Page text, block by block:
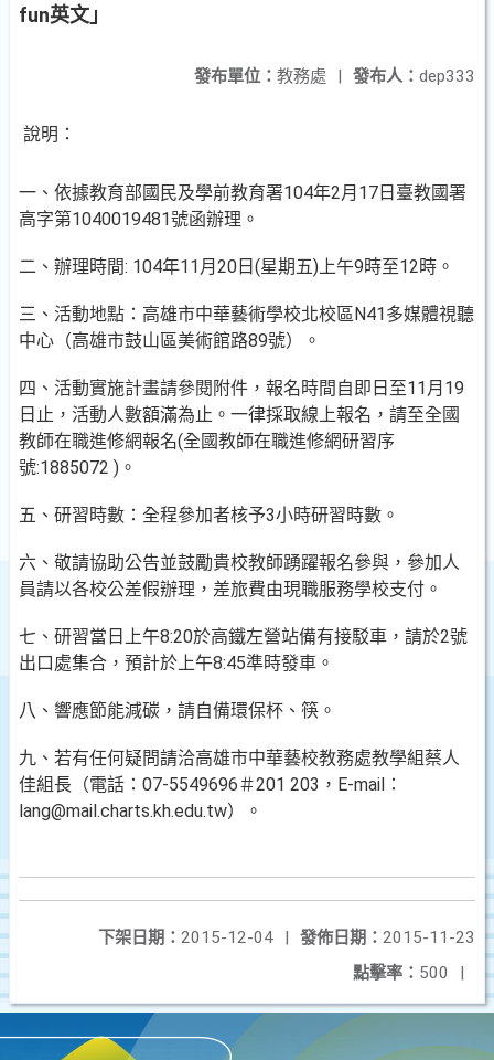
fun英文」
發布人： dep333
發布單位： 教務處 |
說明：
一、依據教育部國民及學前教育署104年2月17日臺教國署
高字第1040019481號函辦理。
二、辦理時間: 104年11月20日(星期五)上午9時至12時。
三、活動地點：高雄市中華藝術學校北校區N41多媒體視聽
中心（高雄市鼓山區美術館路89號）。
四、活動實施計畫請參閱附件，報名時間自即日至11月19
日止，活動人數額滿為止。一律採取線上報名，請至全國
教師在職進修網報名(全國教師在職進修網研習序
號:1885072 )。
五、研習時數：全程參加者核予3小時研習時數。
六、敬請協助公告並鼓勵貴校教師踴躍報名參與，參加人
員請以各校公差假辦理，差旅費由現職服務學校支付。
七、研習當日上午8:20於高鐵左營站備有接駁車，請於2號
出口處集合，預計於上午8:45準時發車。
八、響應節能減碳，請自備環保杯、筷。
九、若有任何疑問請洽高雄市中華藝校教務處教學組蔡人
佳組長（電話：07-5549696＃201 203，E-mail：
lang@mail.charts.kh.edu.tw）。
發佈日期： 2015-11-23
下架日期： 2015-12-04
|
點擊率： 500 |